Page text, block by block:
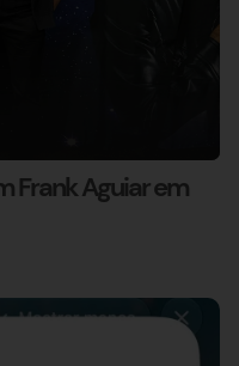
Frank Aguiar em